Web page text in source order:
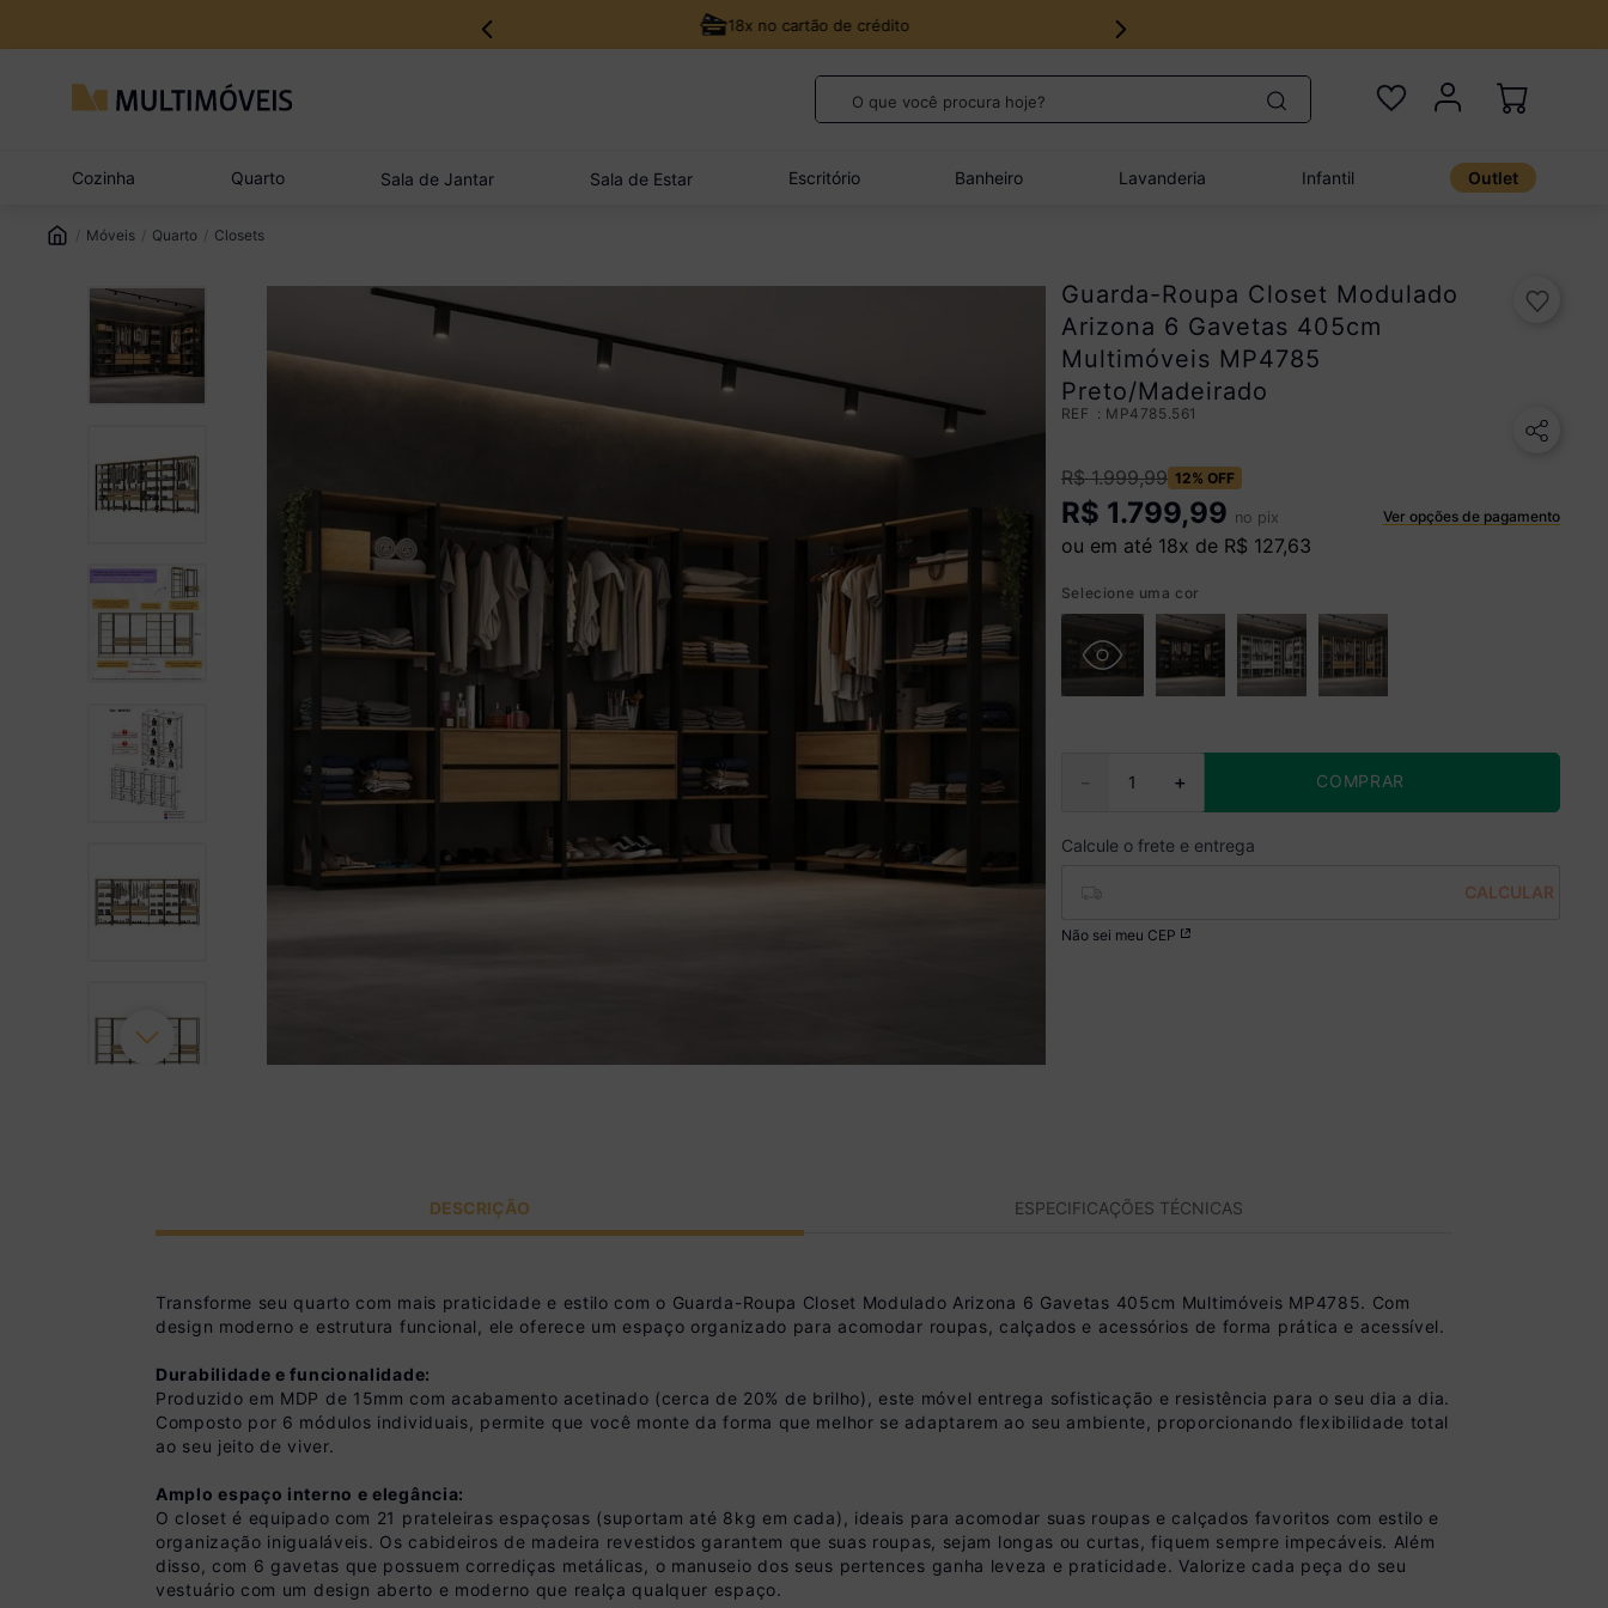
18x no cartão de crédito
O que você procura hoje?
Cozinha Quarto Sala de Jantar Sala de Estar Escritório Banheiro Lavanderia Infantil Outlet
Móveis Quarto Closets
Guarda-Roupa Closet Modulado
Arizona 6 Gavetas 405cm
Multimóveis MP4785
Preto/Madeirado
: MP4785.561
R$ 1.999,99 12% OFF
R$ 1.799,99 no pix Ver opções de pagamento
ou em até 18x de R$ 127,63
Selecione uma cor
＋
－ COMPRAR
Não sei meu CEP
DESCRIÇÃO ESPECIFICAÇÕES TÉCNICAS
Transforme seu quarto com mais praticidade e estilo com o Guarda-Roupa Closet Modulado Arizona 6 Gavetas 405cm Multimóveis MP4785. Com
design moderno e estrutura funcional, ele oferece um espaço organizado para acomodar roupas, calçados e acessórios de forma prática e acessível.
Durabilidade e funcionalidade:
Produzido em MDP de 15mm com acabamento acetinado (cerca de 20% de brilho), este móvel entrega sofisticação e resistência para o seu dia a dia.
Composto por 6 módulos individuais, permite que você monte da forma que melhor se adaptarem ao seu ambiente, proporcionando flexibilidade total
ao seu jeito de viver.
Amplo espaço interno e elegância:
O closet é equipado com 21 prateleiras espaçosas (suportam até 8kg em cada), ideais para acomodar suas roupas e calçados favoritos com estilo e
organização inigualáveis. Os cabideiros de madeira revestidos garantem que suas roupas, sejam longas ou curtas, fiquem sempre impecáveis. Além
disso, com 6 gavetas que possuem corrediças metálicas, o manuseio dos seus pertences ganha leveza e praticidade. Valorize cada peça do seu
vestuário com um design aberto e moderno que realça qualquer espaço.
4º
quarto bebê completo
5º sofá